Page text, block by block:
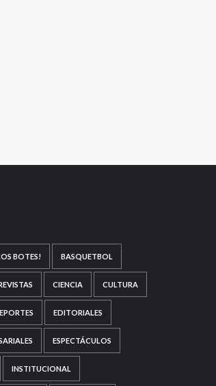
BOTES! BASQUETBOL
CIENCIA CULTURA
EDITORIALES
ESPECTÁCULOS
INSTITUCIONAL